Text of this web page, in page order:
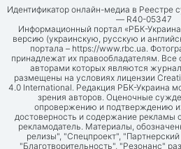
Идентификатор онлайн-медиа в Реестре
— R40-05347
Информационный портал «РБК-
версию (украинскую, русскую и
портала – https://www.rbc.ua.
принадлежат их правообладателям. Все
авторами которых являются
размещены на условиях лицензии
4.0 International. Редакция РБК-Украина
зрения авторов. Оценочные
опровержению и подтверждению
достоверность и содержание рекламы
рекламодатель. Материалы,
релизы", "Спецпроект",
"Благотворительность", "Резонанс"